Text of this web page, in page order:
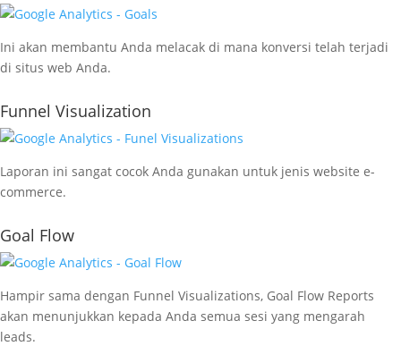
Ini akan membantu Anda melacak di mana konversi telah terjadi
di situs web Anda.
Funnel Visualization
Laporan ini sangat cocok Anda gunakan untuk jenis website e-
commerce.
Goal Flow
Hampir sama dengan Funnel Visualizations, Goal Flow Reports
akan menunjukkan kepada Anda semua sesi yang mengarah
leads.